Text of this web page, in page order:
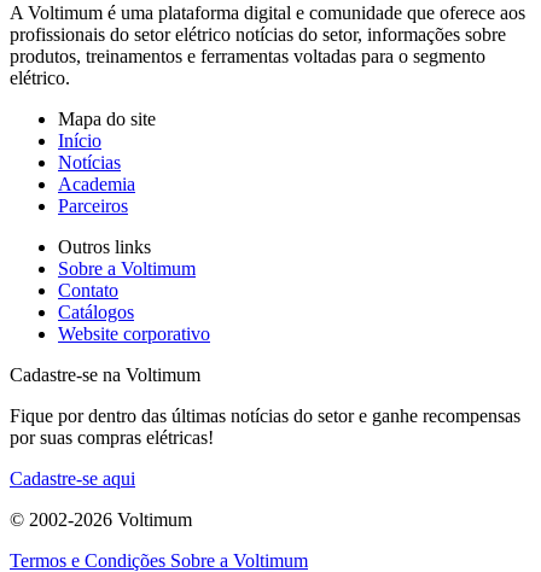
A Voltimum é uma plataforma digital e comunidade que oferece aos
profissionais do setor elétrico notícias do setor, informações sobre
produtos, treinamentos e ferramentas voltadas para o segmento
elétrico.
Mapa do site
Início
Notícias
Academia
Parceiros
Outros links
Sobre a Voltimum
Contato
Catálogos
Website corporativo
Cadastre-se na Voltimum
Fique por dentro das últimas notícias do setor e ganhe recompensas
por suas compras elétricas!
Cadastre-se aqui
© 2002-2026 Voltimum
Termos e Condições Sobre a Voltimum